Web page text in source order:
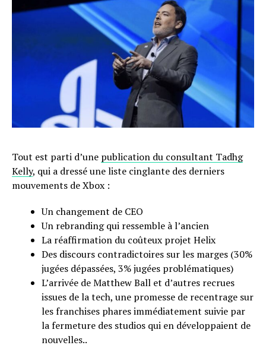
Tout est parti d’une publication du consultant Tadhg
Kelly, qui a dressé une liste cinglante des derniers
mouvements de Xbox :
Un changement de CEO
Un rebranding qui ressemble à l’ancien
La réaffirmation du coûteux projet Helix
Des discours contradictoires sur les marges (30%
jugées dépassées, 3% jugées problématiques)
L’arrivée de Matthew Ball et d’autres recrues
issues de la tech, une promesse de recentrage sur
les franchises phares immédiatement suivie par
la fermeture des studios qui en développaient de
nouvelles..